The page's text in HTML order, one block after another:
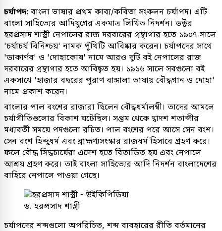
চর্যাপদ: বাংলা ভাষার প্রথম কাব্য/কবিতা সংকলন চর্যাপদ। এটি
বাংলা সাহিত্যের আদিযুগের একমাত্র লিখিত নিদর্শন। ডক্টর
হরপ্রসাদ শাস্ত্রী নেপালের রাজ দরবারের গ্রন্থাগার হতে ১৯০৭ সালে
'চর্যাচর্য বিনিশ্চয়' নামক পুঁথিটি আবিষ্কার করেন। চর্যাপদের সাথে
'ডাকার্ণব' ও 'দোহাকোষ' নামে আরও দুটি বই নেপালের রাজ
দরবারের গ্রন্থাগার হতে আবিষ্কৃত হয়। ১৯১৬ সালে সবগুলো বই
একসাথে 'হাজার বছরের পুরাণ বাঙ্গালা ভাষায় বৌদ্ধগান ও দোহা'
নামে প্রকাশ করেন।
বাংলার পাল বংশের রাজারা ছিলেন বৌদ্ধধর্মালম্বী। তাদের আমলে
চর্যাগীতিগুলোর বিকাশ ঘটেছিল। সপ্তম থেকে দ্বাদশ শতাব্দীর
মধ্যবর্তী সময়ে পদগুলো রচিত। পাল বংশের পরে আসে সেন বংশ।
সেন বংশ হিন্দুধর্ম এবং ব্রাহ্মণ্যসংস্কার রাজধর্ম হিসাবে গ্রহণ করে।
ফলে বৌদ্ধ সিদ্ধচার্যেরা এদেশ হতে বিতাড়িত হয় এবং নেপালে
আশ্রয় গ্রহণ করে। তাই বাংলা সাহিত্যের আদি নিদর্শন বাংলাদেশের
বাহিরে নেপালে পাওয়া গেছে।
ড. হরপ্রসাদ শাস্ত্রী
চর্যাপদের শব্দগুলো অপরিচিত, শব্দ ব্যবহারের রীতি বর্তমানের